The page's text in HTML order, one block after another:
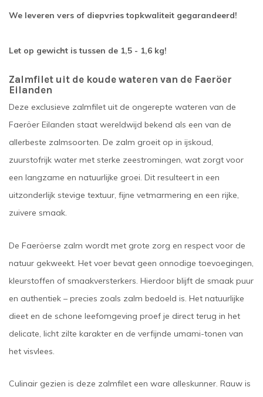
We leveren vers of diepvries topkwaliteit gegarandeerd!
Let op gewicht is tussen de 1,5 - 1,6 kg!
Zalmfilet uit de koude wateren van de Faeröer
Eilanden
Deze exclusieve zalmfilet uit de ongerepte wateren van de
Faeröer Eilanden staat wereldwijd bekend als een van de
allerbeste zalmsoorten. De zalm groeit op in ijskoud,
zuurstofrijk water met sterke zeestromingen, wat zorgt voor
een langzame en natuurlijke groei. Dit resulteert in een
uitzonderlijk stevige textuur, fijne vetmarmering en een rijke,
zuivere smaak.
De Faeröerse zalm wordt met grote zorg en respect voor de
natuur gekweekt. Het voer bevat geen onnodige toevoegingen,
kleurstoffen of smaakversterkers. Hierdoor blijft de smaak puur
en authentiek – precies zoals zalm bedoeld is. Het natuurlijke
dieet en de schone leefomgeving proef je direct terug in het
delicate, licht zilte karakter en de verfijnde umami-tonen van
het visvlees.
Culinair gezien is deze zalmfilet een ware alleskunner. Rauw is